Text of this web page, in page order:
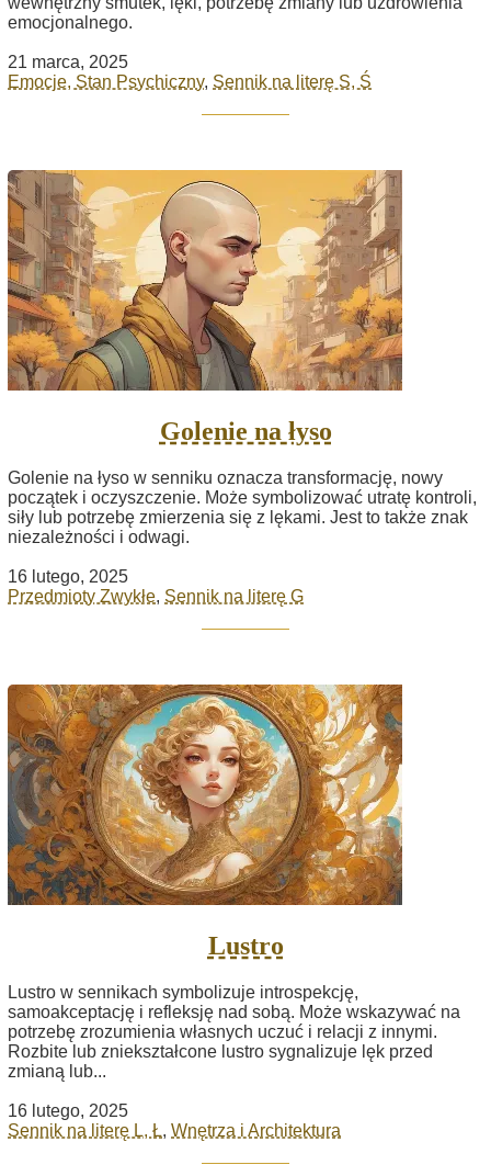
emocjonalnego.
21 marca, 2025
Emocje, Stan Psychiczny, Sennik na literę S, Ś
Golenie na łyso
Golenie na łyso w senniku oznacza transformację, nowy
początek i oczyszczenie. Może symbolizować utratę kontroli,
siły lub potrzebę zmierzenia się z lękami. Jest to także znak
niezależności i odwagi.
16 lutego, 2025
Przedmioty Zwykłe, Sennik na literę G
Lustro
Lustro w sennikach symbolizuje introspekcję,
samoakceptację i refleksję nad sobą. Może wskazywać na
potrzebę zrozumienia własnych uczuć i relacji z innymi.
Rozbite lub zniekształcone lustro sygnalizuje lęk przed
zmianą lub...
16 lutego, 2025
Sennik na literę L, Ł, Wnętrza i Architektura